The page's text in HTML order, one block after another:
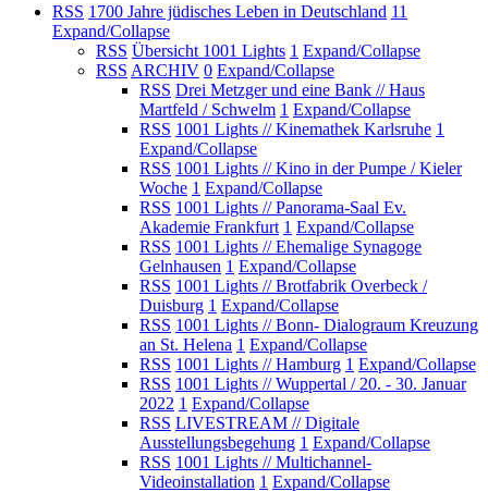
RSS 1700 Jahre jüdisches Leben in Deutschland 11
Expand/Collapse
RSS Übersicht 1001 Lights 1 Expand/Collapse
RSS ARCHIV 0 Expand/Collapse
RSS Drei Metzger und eine Bank // Haus
Martfeld / Schwelm 1 Expand/Collapse
RSS 1001 Lights // Kinemathek Karlsruhe 1
Expand/Collapse
RSS 1001 Lights // Kino in der Pumpe / Kieler
Woche 1 Expand/Collapse
RSS 1001 Lights // Panorama-Saal Ev.
Akademie Frankfurt 1 Expand/Collapse
RSS 1001 Lights // Ehemalige Synagoge
Gelnhausen 1 Expand/Collapse
RSS 1001 Lights // Brotfabrik Overbeck /
Duisburg 1 Expand/Collapse
RSS 1001 Lights // Bonn- Dialograum Kreuzung
an St. Helena 1 Expand/Collapse
RSS 1001 Lights // Hamburg 1 Expand/Collapse
RSS 1001 Lights // Wuppertal / 20. - 30. Januar
2022 1 Expand/Collapse
RSS LIVESTREAM // Digitale
Ausstellungsbegehung 1 Expand/Collapse
RSS 1001 Lights // Multichannel-
Videoinstallation 1 Expand/Collapse